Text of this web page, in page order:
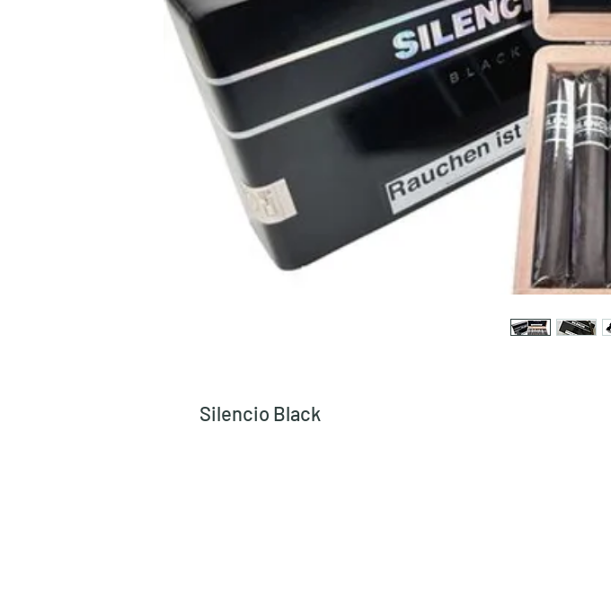
Silencio Black